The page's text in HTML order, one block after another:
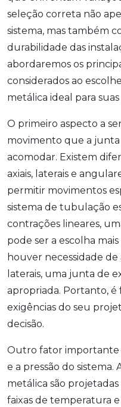
seleção correta não
sistema, mas também
durabilidade das
abordaremos os
considerados ao
metálica ideal para suas
O primeiro aspecto a
movimento que a junta
acomodar. Existem
axiais, laterais e
permitir movimentos
sistema de tubulação
contrações lineares,
pode ser a escolha
houver necessidade
laterais, uma junta de
apropriada. Portanto,
exigências do seu
decisão.
Outro fator importante
e a pressão do sistema.
metálica são
faixas de temperatura